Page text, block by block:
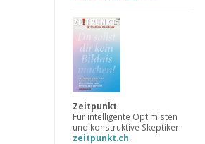
Zeitpunkt
Für intelligente Optimisten
und konstruktive Skeptiker
zeitpunkt.ch